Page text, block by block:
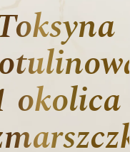
okolica